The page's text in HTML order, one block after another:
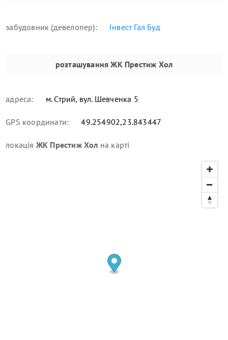
забудовник (девелопер): Інвест Гал Буд
розташування ЖК Престиж Хол
адреса: м. Стрий, вул. Шевченка 5
GPS координати: 49.254902,23.843447
локація ЖК Престиж Хол на карті